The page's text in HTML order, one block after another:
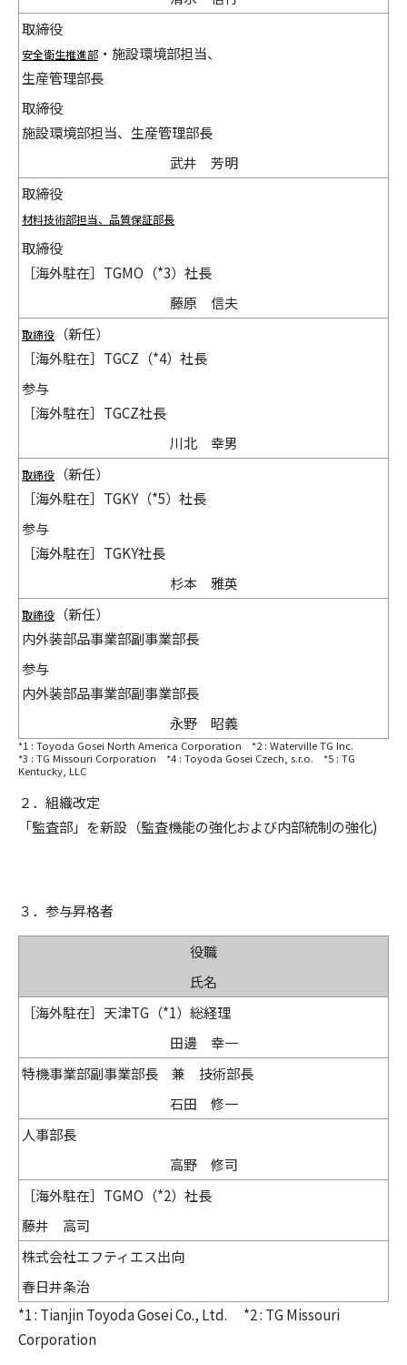
取締役
安全衛生推進部 ・施設環境部担当、
生産管理部長
取締役
施設環境部担当、生産管理部長
武井 芳明
取締役
材料技術部担当、品質保証部長
取締役
［海外駐在］TGMO（*3）社長
藤原 信夫
取締役
（新任）
［海外駐在］TGCZ（*4）社長
参与
［海外駐在］TGCZ社長
川北 幸男
取締役
（新任）
［海外駐在］TGKY（*5）社長
参与
［海外駐在］TGKY社長
杉本 雅英
取締役
（新任）
内外装部品事業部副事業部長
参与
内外装部品事業部副事業部長
永野 昭義
*1 : Toyoda Gosei North America Corporation *2 : Waterville TG Inc.
*3 : TG Missouri Corporation *4 : Toyoda Gosei Czech, s.r.o. *5 : TG
Kentucky, LLC
２．組織改定
「監査部」を新設（監査機能の強化および内部統制の強化)
３．参与昇格者
役職
氏名
［海外駐在］天津TG（*1）総経理
田邊 幸一
特機事業部副事業部長 兼 技術部長
石田 修一
人事部長
高野 修司
［海外駐在］TGMO（*2）社長
藤井 高司
株式会社エフティエス出向
春日井条治
*1 : Tianjin Toyoda Gosei Co., Ltd. *2 : TG Missouri
Corporation